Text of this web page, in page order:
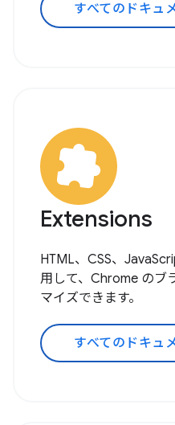
すべてのドキュ
Extensions
HTML、CSS、
用して、Chrome のブ
マイズできます。
すべてのドキュ